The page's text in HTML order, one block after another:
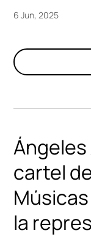
6 Jun, 2025
cartel
la